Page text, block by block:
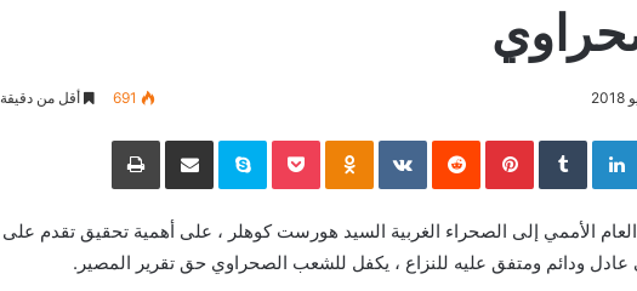
691 أقل من دقيقة
LinkedIn
‏Tumblr
Pinterest
‏Reddit
‏VKontakte
Pocket
Skype مشاركة عبر البريد
الأممي إلى الصحراء الغربية السيد هورست كوهلر ، على أهمية تحقيق تقدم على
ودائم ومتفق عليه للنزاع ، يكفل للشعب الصحراوي حق تقرير المصير.